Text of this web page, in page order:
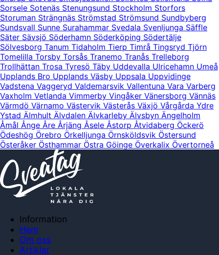
Sorsele Sotenäs Stenungsund Stockholm Storfors
Storuman Strängnäs Strömstad Strömsund Sundbyberg
Sundsvall Sunne Surahammar Svedala Svenljunga Säffle
Säter Sävsjö Söderhamn Söderköping Södertälje
Sölvesborg Tanum Tidaholm Tierp Timrå Tingsryd Tjörn
Tomelilla Torsby Torsås Tranemo Tranås Trelleborg
Trollhättan Trosa Tyresö Täby Uddevalla Ulricehamn Umeå
Upplands Bro Upplands Väsby Uppsala Uppvidinge
Vadstena Vaggeryd Valdemarsvik Vallentuna Vara Varberg
Vaxholm Vetlanda Vimmerby Vingåker Vänersborg Vännäs
Värmdö Värnamo Västervik Västerås Växjö Vårgårda Ydre
Ystad Älmhult Älvdalen Älvkarleby Älvsbyn Ängelholm
Åmål Ånge Åre Årjäng Åsele Åstorp Åtvidaberg Öckerö
Ödeshög Örebro Örkelljunga Örnsköldsvik Östersund
Österåker Östhammar Östra Göinge Överkalix Övertorneå
Information
Hem
Om oss
Artiklar